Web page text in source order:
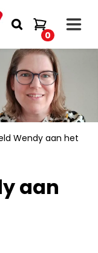
0
Wendy aan het
aan